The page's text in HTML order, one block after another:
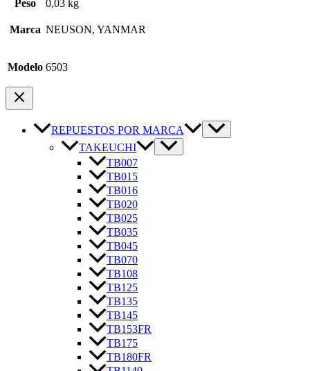
Peso 0,03 kg
Marca NEUSON, YANMAR
Modelo 6503
REPUESTOS POR MARCA
TAKEUCHI
TB007
TB015
TB016
TB020
TB025
TB035
TB045
TB070
TB108
TB125
TB135
TB145
TB153FR
TB175
TB180FR